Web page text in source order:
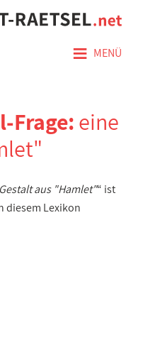
≡ MENÜ
Frage:eine
aus "Hamlet"“ ist
diesem Lexikon